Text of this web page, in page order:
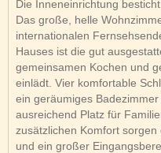
Die Inneneinrichtung
Das große, helle
internationalen
Hauses ist die gut
gemeinsamen Kochen und
einlädt. Vier komfortable
ein geräumiges
ausreichend Platz für
zusätzlichen Komfort
und ein großer